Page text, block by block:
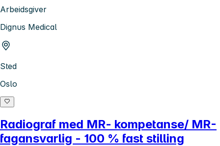
Arbeidsgiver
Dignus Medical
Sted
Oslo
Radiograf med MR- kompetanse/ MR-
fagansvarlig - 100 % fast stilling